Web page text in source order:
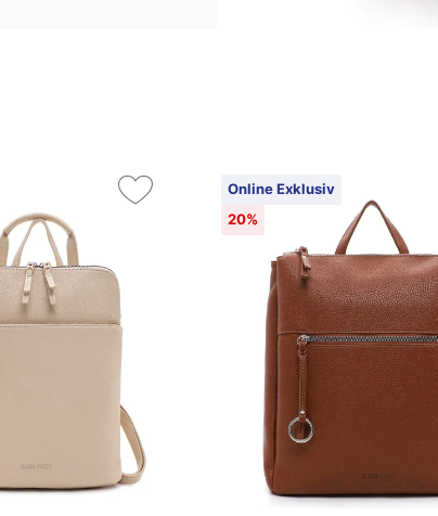
Online Exklusiv
20%